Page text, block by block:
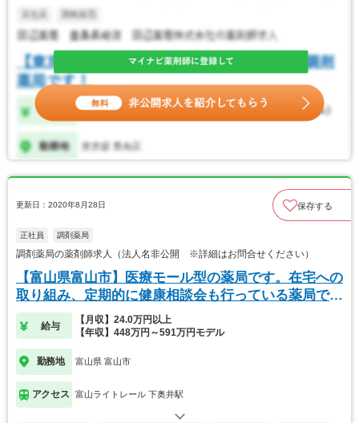
更新日：2020年8月28日 保存する
正社員 調剤薬局
調剤薬局の薬剤師求人（法人名非公開 ※詳細はお問合せください）
【富山県富山市】医療モール型の薬局です。在宅への
取り組み、定期的に健康相談会も行っている薬局で
す。
給与
【月収】24.0万円以上
【年収】448万円～591万円モデル
勤務地 富山県 富山市
アクセス 富山ライトレール 下奥井駅